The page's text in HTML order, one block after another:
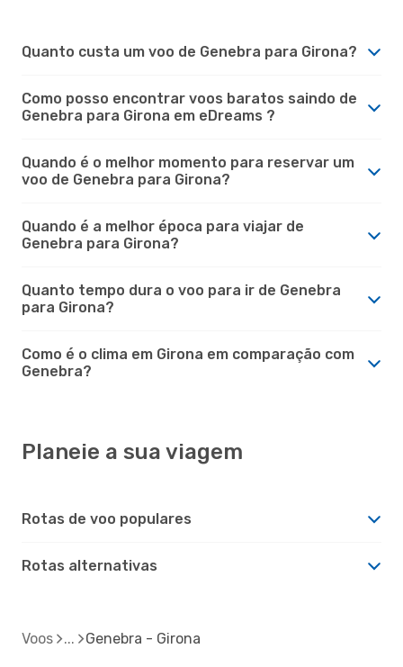
Quanto custa um voo de Genebra para Girona?
Como posso encontrar voos baratos saindo de
Genebra para Girona em eDreams ?
Quando é o melhor momento para reservar um
voo de Genebra para Girona?
Quando é a melhor época para viajar de
Genebra para Girona?
Quanto tempo dura o voo para ir de Genebra
para Girona?
Como é o clima em Girona em comparação com
Genebra?
Planeie a sua viagem
Rotas de voo populares
Rotas alternativas
Voos Genebra - Girona